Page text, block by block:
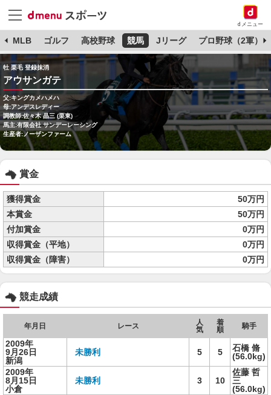
dメニュー
MLB ゴルフ 高校野球 競馬 Jリーグ プロ野球（2軍）
牡 栗毛 登録抹消
アウサンガテ
父:キングカメハメハ
母:アンデスレディー
調教師:佐々木 晶三 (栗東)
馬主:有限会社 サンデーレーシング
生産者:ノーザンファーム
賞金
獲得賞金
50万円
本賞金
50万円
付加賞金
0万円
収得賞金（平地）
0万円
収得賞金（障害）
0万円
競走成績
年月日 レース
人
気
着
順
騎手
2009年
9月26日
新潟
未勝利 5 5
石橋 脩
(56.0kg)
2009年
8月15日
小倉
未勝利 3 10
佐藤 哲
三
(56.0kg)